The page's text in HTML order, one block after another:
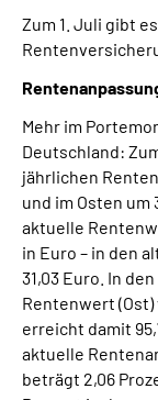
Suche
Inhalte in
Leichte
Zum 1. Juli gibt
Mehr im
Deutschland:
jährlichen
und im Osten um
aktuelle
in Euro – in den
31,03 Euro. In
Rentenwert (Ost)
erreicht damit
aktuelle
beträgt 2,06